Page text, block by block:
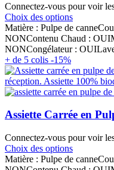
Connectez-vous pour voir
Choix des options
Matière : Pulpe de
NONContenu Chaud :
NONCongélateur :
+ de 5 colis -15%
Assiette Carrée en
Connectez-vous pour voir
Choix des options
Matière : Pulpe de